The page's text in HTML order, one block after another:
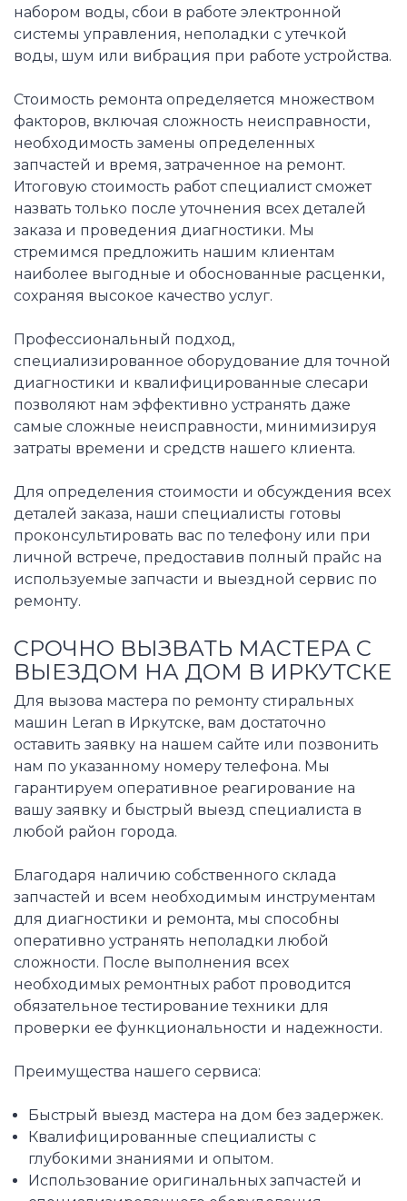
набором воды, сбои в работе электронной
системы управления, неполадки с утечкой
воды, шум или вибрация при работе устройства.
Стоимость ремонта определяется множеством
факторов, включая сложность неисправности,
необходимость замены определенных
запчастей и время, затраченное на ремонт.
Итоговую стоимость работ специалист сможет
назвать только после уточнения всех деталей
заказа и проведения диагностики. Мы
стремимся предложить нашим клиентам
наиболее выгодные и обоснованные расценки,
сохраняя высокое качество услуг.
Профессиональный подход,
специализированное оборудование для точной
диагностики и квалифицированные слесари
позволяют нам эффективно устранять даже
самые сложные неисправности, минимизируя
затраты времени и средств нашего клиента.
Для определения стоимости и обсуждения всех
деталей заказа, наши специалисты готовы
проконсультировать вас по телефону или при
личной встрече, предоставив полный прайс на
используемые запчасти и выездной сервис по
ремонту.
СРОЧНО ВЫЗВАТЬ МАСТЕРА С
ВЫЕЗДОМ НА ДОМ В ИРКУТСКЕ
Для вызова мастера по ремонту стиральных
машин Leran в Иркутске, вам достаточно
оставить заявку на нашем сайте или позвонить
нам по указанному номеру телефона. Мы
гарантируем оперативное реагирование на
вашу заявку и быстрый выезд специалиста в
любой район города.
Благодаря наличию собственного склада
запчастей и всем необходимым инструментам
для диагностики и ремонта, мы способны
оперативно устранять неполадки любой
сложности. После выполнения всех
необходимых ремонтных работ проводится
обязательное тестирование техники для
проверки ее функциональности и надежности.
Преимущества нашего сервиса:
Быстрый выезд мастера на дом без задержек.
Квалифицированные специалисты с
глубокими знаниями и опытом.
Использование оригинальных запчастей и